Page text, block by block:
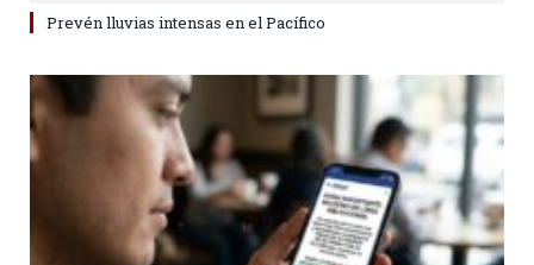
Prevén lluvias intensas en el Pacífico